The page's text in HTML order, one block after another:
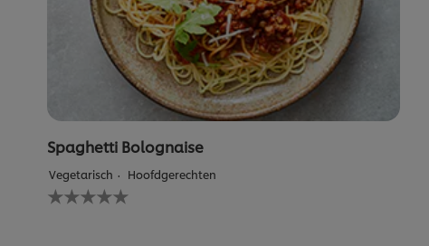
Spaghetti Bolognaise
Vegetarisch Hoofdgerechten
Geen
beoordelingen